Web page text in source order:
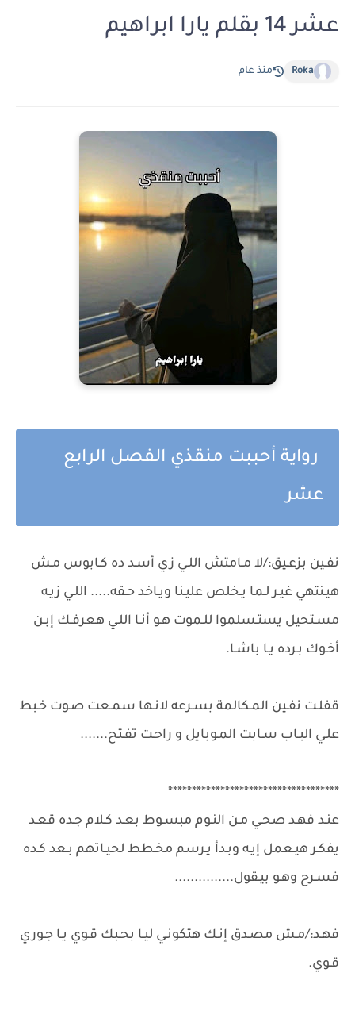
عشر 14 بقلم يارا ابراهيم
Roka منذ عام
رواية أحببت منقذي الفصل الرابع
عشر
نفـين بزعـيق:/لا مـامتش اللـي زي أسـد ده كـابوس مـش
هيـنتهي غيـر لـما يـخلص عليـنا ويـاخد حـقه..... اللـي زيـه
مسـتحيل يستـسلموا للـموت هـو أنـا اللـي هعرفـك إبـن
أخـوك بـرده يـا باشـا.
قفلـت نفـين المـكالمة بسـرعه لانـها سمـعت صـوت خـبط
علـي البـاب سـابت المـوبايل و راحـت تفـتح.......
************************************
عنـد فهـد صحـي مـن النـوم مبسـوط بعـد كـلام جـده قعـد
يفكـر هيـعمل إيـه وبـدأ يـرسم مخـطط لحيـاتهم بـعد كـده
فسـرح وهـو بيـقول...............
فهـد:/مـش مصـدق إنـك هتكونـي ليـا بحـبك قـوي يـا جـوري
قـوي.